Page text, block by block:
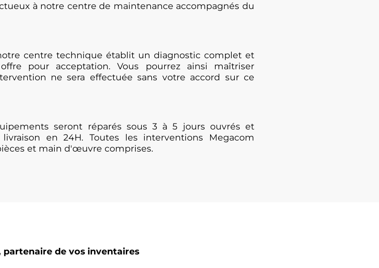
à notre centre de maintenance accompagnés du
centre technique établit un diagnostic complet et
pour acceptation. Vous pourrez ainsi maîtriser
ne sera effectuée sans votre accord sur ce
seront réparés sous 3 à 5 jours ouvrés et
en 24H. Toutes les interventions Megacom
et main d'œuvre comprises.
partenaire de vos inventaires